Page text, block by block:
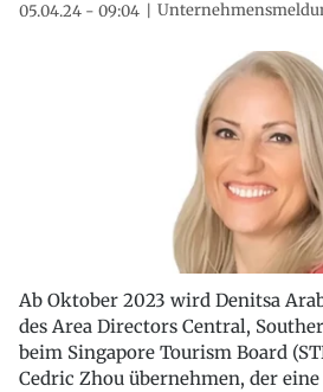
05.04.24 - 09:04
Ab Oktober 2023 wird Denitsa
des Area Directors Central,
beim Singapore Tourism Board
Cedric Zhou übernehmen, der eine